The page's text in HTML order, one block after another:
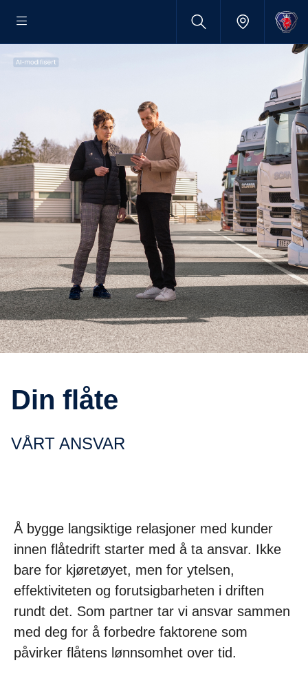
Din flåte
VÅRT ANSVAR
Å bygge langsiktige relasjoner med kunder
innen flåtedrift starter med å ta ansvar. Ikke
bare for kjøretøyet, men for ytelsen,
effektiviteten og forutsigbarheten i driften
rundt det. Som partner tar vi ansvar sammen
med deg for å forbedre faktorene som
påvirker flåtens lønnsomhet over tid.